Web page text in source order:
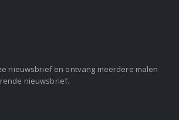
nieuwsbrief en ontvang meerdere malen
nieuwsbrief.